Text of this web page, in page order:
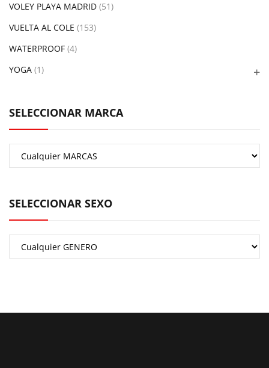
VOLEY PLAYA MADRID (51)
VUELTA AL COLE (153)
WATERPROOF (4)
YOGA (1)
SELECCIONAR MARCA
SELECCIONAR SEXO